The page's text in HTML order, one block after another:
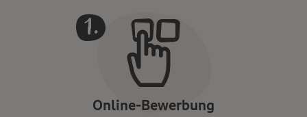
Online-Bewerbung